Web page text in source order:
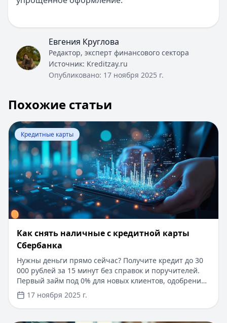
Евгения Круглова
Редактор, эксперт финансового сектора
Источник: Kreditzay.ru
Опубликовано: 17 ноября 2025 г.
Похожие статьи
Перейти к статье:Как снять наличные с кредитной
Кредитные карты
Как снять наличные с кредитной карты
Сбербанка
Нужны деньги прямо сейчас? Получите кредит до 30
000 рублей за 15 минут без справок и поручителей.
Первый займ под 0% для новых клиентов, одобрение
за 5 минут по паспорту. Погашение кредита любым
удобным способом. Узнайте подробнее о выгодных
условиях кредитования и особенностях снятия
17 ноября 2025 г.